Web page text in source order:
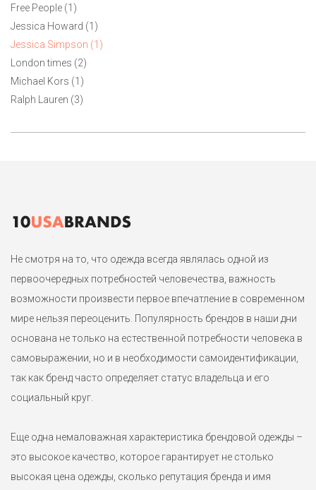
6500 ₽
Воздушное платье зефирно-розового цвета от Jessica
Simpson. Приталенная модель с пышными рукавами и
плиссерованной юбкой. Декоративные гипюровые вставки в
тон. Маркировка М на р. 44 или 44-46.
1
Free People (1)
Jessica Howard (1)
Jessica Simpson (1)
London times (2)
Michael Kors (1)
Ralph Lauren (3)
Не смотря на то, что одежда всегда являлась одной из
первоочередных потребностей человечества, важность
возможности произвести первое впечатление в современном
мире нельзя переоценить. Популярность брендов в наши дни
основана не только на естественной потребности человека в
самовыражении, но и в необходимости самоидентификации,
так как бренд часто определяет статус владельца и его
социальный круг.
Еще одна немаловажная характеристика брендовой одежды –
это высокое качество, которое гарантирует не столько
высокая цена одежды, сколько репутация бренда и имя